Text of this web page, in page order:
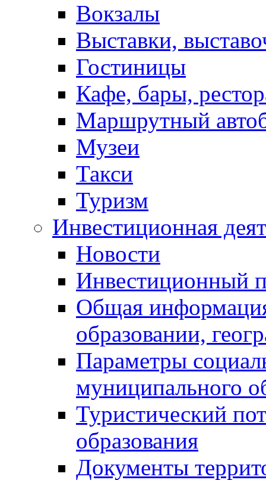
Вокзалы
Выставки,
Гостиницы
Кафе, бары,
Маршрутный
Музеи
Такси
Туризм
Инвестиционная
Новости
Инвестиционный
Общая
образовании,
Параметры
муниципального
Туристический
образования
Документы